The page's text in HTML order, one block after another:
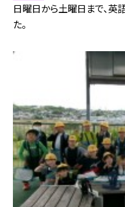
日曜日から土曜日まで、英
た。